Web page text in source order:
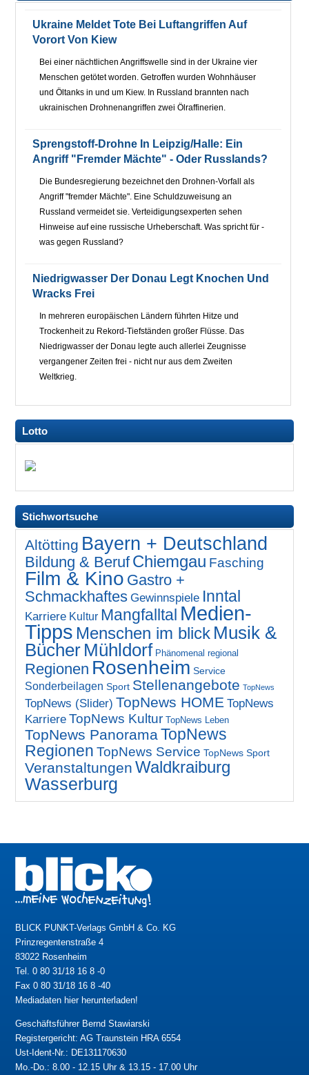
Ukraine Meldet Tote Bei Luftangriffen Auf
Vorort Von Kiew
Bei einer nächtlichen Angriffswelle sind in der Ukraine vier
Menschen getötet worden. Getroffen wurden Wohnhäuser
und Öltanks in und um Kiew. In Russland brannten nach
ukrainischen Drohnenangriffen zwei Ölraffinerien.
Sprengstoff-Drohne In Leipzig/Halle: Ein
Angriff "fremder Mächte" - Oder Russlands?
Die Bundesregierung bezeichnet den Drohnen-Vorfall als
Angriff "fremder Mächte". Eine Schuldzuweisung an
Russland vermeidet sie. Verteidigungsexperten sehen
Hinweise auf eine russische Urheberschaft. Was spricht für -
was gegen Russland?
Niedrigwasser Der Donau Legt Knochen Und
Wracks Frei
In mehreren europäischen Ländern führten Hitze und
Trockenheit zu Rekord-Tiefständen großer Flüsse. Das
Niedrigwasser der Donau legte auch allerlei Zeugnisse
vergangener Zeiten frei - nicht nur aus dem Zweiten
Weltkrieg.
Lotto
Stichwortsuche
Altötting Bayern + Deutschland
Bildung & Beruf Chiemgau Fasching
Film & Kino Gastro +
Schmackhaftes Gewinnspiele Inntal
Karriere Kultur Mangfalltal Medien-
Tipps Menschen im blick Musik &
Bücher Mühldorf Phänomenal regional
Regionen Rosenheim Service
Sonderbeilagen Sport Stellenangebote TopNews
TopNews (Slider) TopNews HOME TopNews
Karriere TopNews Kultur TopNews Leben
TopNews PanoramaTopNews
Regionen TopNews Service TopNews Sport
Veranstaltungen Waldkraiburg
Wasserburg
BLICK PUNKT-Verlags GmbH & Co. KG
Prinzregentenstraße 4
83022 Rosenheim
Tel. 0 80 31/18 16 8 -0
Fax 0 80 31/18 16 8 -40
Mediadaten hier herunterladen!
Geschäftsführer Bernd Stawiarski
Registergericht: AG Traunstein HRA 6554
Ust-Ident-Nr.: DE131170630
Mo.-Do.: 8.00 - 12.15 Uhr & 13.15 - 17.00 Uhr